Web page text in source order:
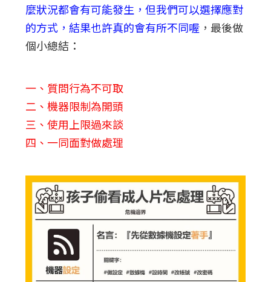
麼狀況都會有可能發生，但我們可以選擇應對
的方式，結果也許真的會有所不同喔 ，最後做
個小總結：
一、質問行為不可取
二、機器限制為開頭
三、使用上限過來談
四、一同面對做處理